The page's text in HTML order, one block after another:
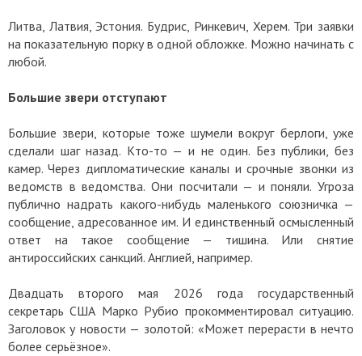
Литва, Латвия, Эстония. Будрис, Ринкевич, Херем. Три заявки
на показательную порку в одной обложке. Можно начинать с
любой.
Большие звери отступают
Большие звери, которые тоже шумели вокруг берлоги, уже
сделали шаг назад. Кто-то — и не один. Без публики, без
камер. Через дипломатические каналы и срочные звонки из
ведомств в ведомства. Они посчитали — и поняли. Угроза
публично надрать какого-нибудь маленького союзничка —
сообщение, адресованное им. И единственный осмысленный
ответ на такое сообщение — тишина. Или снятие
антироссийских санкций. Англией, например.
Двадцать второго мая 2026 года государственный
секретарь США Марко Рубио прокомментировал ситуацию.
Заголовок у новости — золотой: «Может перерасти в нечто
более серьёзное».